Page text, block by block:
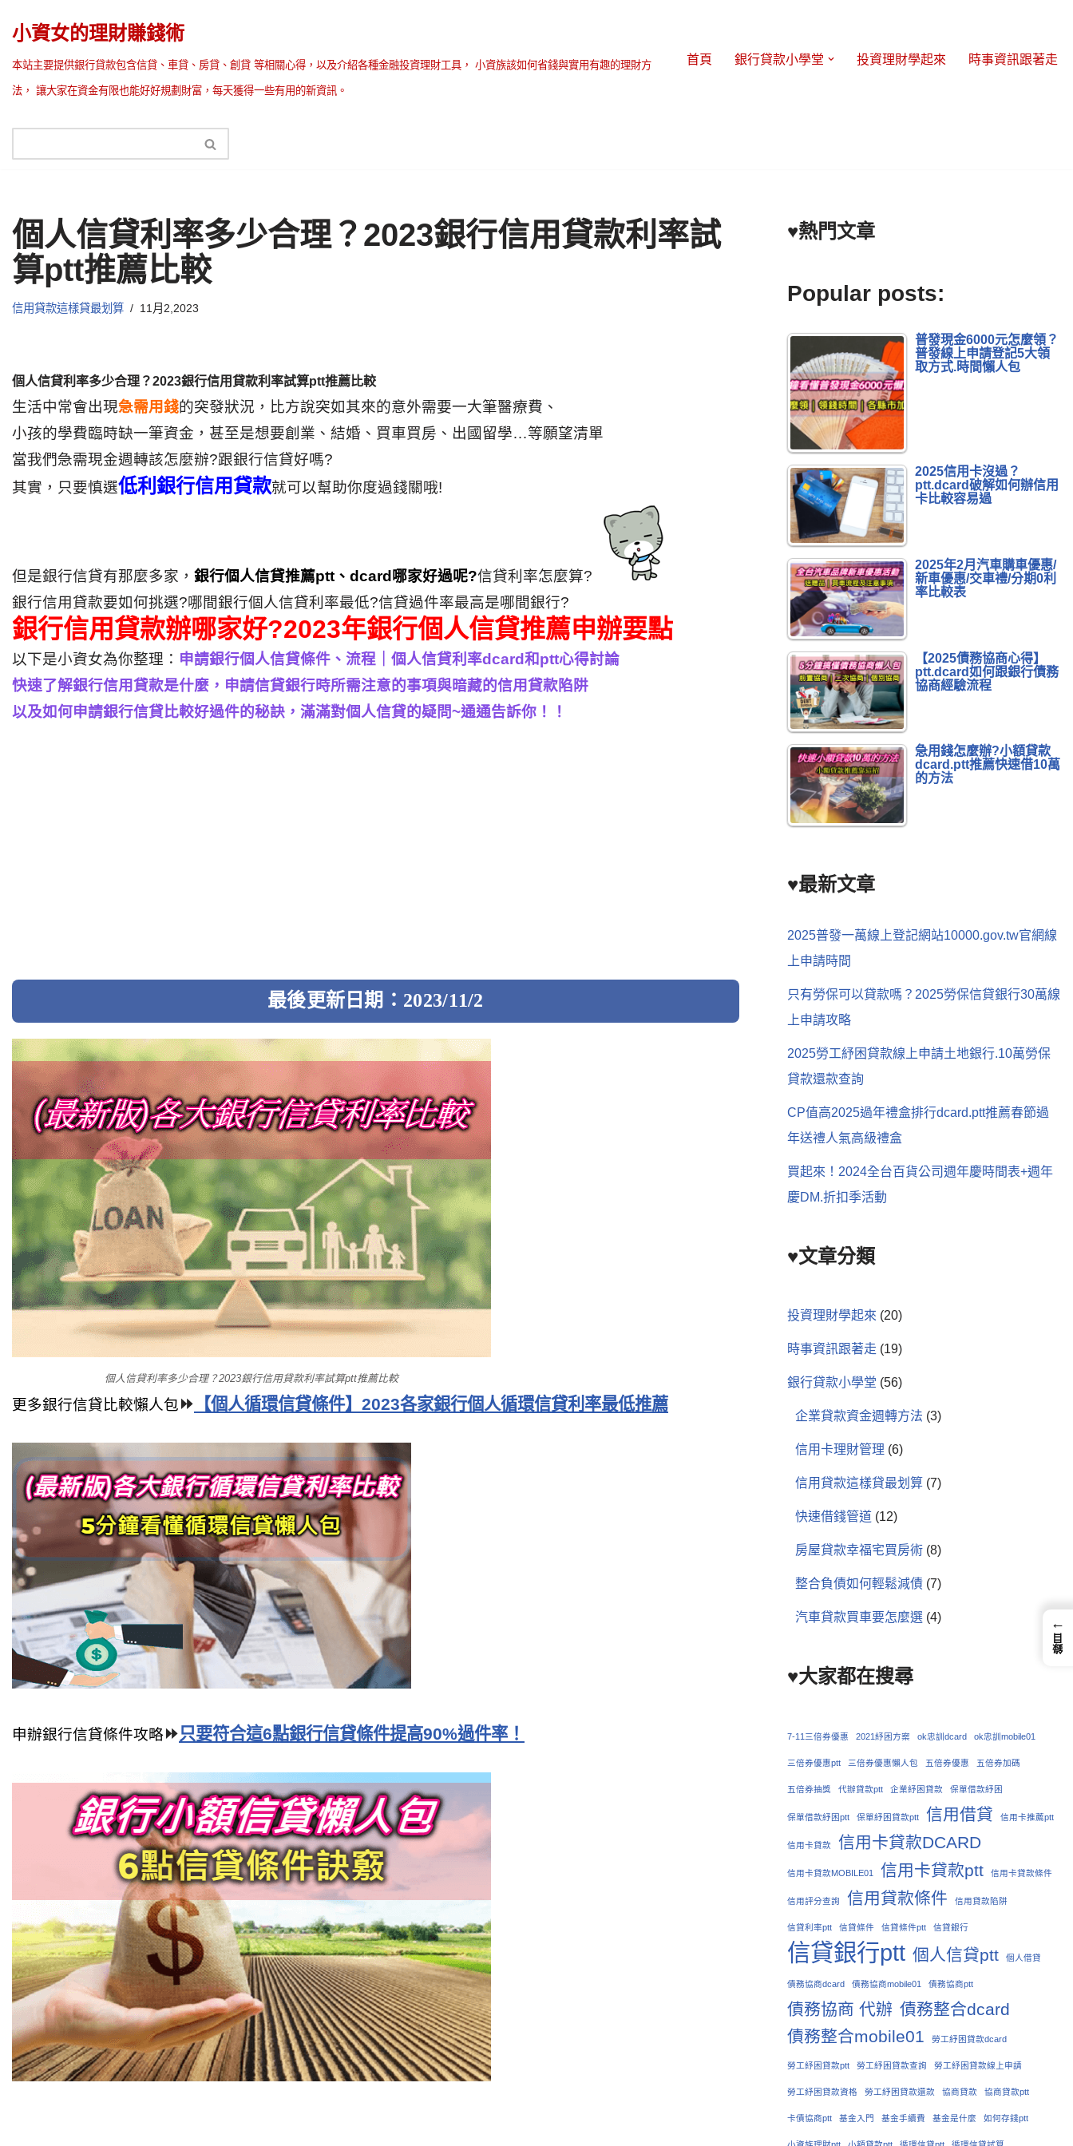
Skip
to
content
小資女的理財賺錢術
本站主要提供銀行貸款包含信貸、車貸、房貸、創貸 等相關心得，以及介紹各種金融投資理財工具， 小資族該如何省錢與實用有趣的理財方
法， 讓大家在資金有限也能好好規劃財富，每天獲得一些有用的新資訊。
首頁 銀行貸款小學堂 投資理財學起來 時事資訊跟著走
個人信貸利率多少合理？2023銀行信用貸款利率試
算ptt推薦比較
信用貸款這樣貸最划算 11月2,2023
個人信貸利率多少合理？2023銀行信用貸款利率試算ptt推薦比較
生活中常會出現急需用錢的突發狀況，比方說突如其來的意外需要一大筆醫療費、
小孩的學費臨時缺一筆資金，甚至是想要創業、結婚、買車買房、出國留學…等願望清單
當我們急需現金週轉該怎麼辦?跟銀行信貸好嗎?
其實，只要慎選低利銀行信用貸款就可以幫助你度過錢關哦!
但是銀行信貸有那麼多家， 銀行個人信貸推薦ptt、dcard哪家好過呢?信貸利率怎麼算?
銀行信用貸款要如何挑選?哪間銀行個人信貸利率最低?信貸過件率最高是哪間銀行?
銀行信用貸款辦哪家好?2023年銀行個人信貸推薦申辦要點
以下是小資女為你整理： 申請銀行個人信貸條件、流程｜個人信貸利率dcard和ptt心得討論
快速了解銀行信用貸款是什麼，申請信貸銀行時所需注意的事項與暗藏的信用貸款陷阱
以及如何申請銀行信貸比較好過件的秘訣，滿滿對個人信貸的疑問~通通告訴你！！
最後更新日期：2023/11/2
個人信貸利率多少合理？2023銀行信用貸款利率試算ptt推薦比較
更多銀行信貸比較懶人包⏩ 【個人循環信貸條件】2023各家銀行個人循環信貸利率最低推薦
申辦銀行信貸條件攻略⏩只要符合這6點銀行信貸條件提高90%過件率！
♥熱門文章
Popular posts:
普發現金6000元怎麼領？
普發線上申請登記5大領
取方式.時間懶人包
2025信用卡沒過？
ptt.dcard破解如何辦信用
卡比較容易過
2025年2月汽車購車優惠/
新車優惠/交車禮/分期0利
率比較表
【2025債務協商心得】
ptt.dcard如何跟銀行債務
協商經驗流程
急用錢怎麼辦?小額貸款
dcard.ptt推薦快速借10萬
的方法
♥最新文章
2025普發一萬線上登記網站10000.gov.tw官網線
上申請時間
只有勞保可以貸款嗎？2025勞保信貸銀行30萬線
上申請攻略
2025勞工紓困貸款線上申請土地銀行.10萬勞保
貸款還款查詢
CP值高2025過年禮盒排行dcard.ptt推薦春節過
年送禮人氣高級禮盒
買起來！2024全台百貨公司週年慶時間表+週年
慶DM.折扣季活動
♥文章分類
投資理財學起來 (20)
時事資訊跟著走 (19)
銀行貸款小學堂 (56)
企業貸款資金週轉方法 (3)
信用卡理財管理 (6)
信用貸款這樣貸最划算(7)
快速借錢管道(12)
房屋貸款幸福宅買房術(8)
整合負債如何輕鬆減債(7)
汽車貸款買車要怎麼選(4)
♥大家都在搜尋
7-11三倍券優惠 2021紓困方案 ok忠訓dcard ok忠訓mobile01
三倍券優惠ptt 三倍券優惠懶人包 五倍券優惠 五倍券加碼
五倍券抽獎 代辦貸款ptt 企業紓困貸款 保單借款紓困
保單借款紓困ptt 保單紓困貸款ptt 信用借貸 信用卡推薦ptt
信用卡貸款 信用卡貸款DCARD
信用卡貸款MOBILE01 信用卡貸款ptt 信用卡貸款條件
信用評分查詢 信用貸款條件 信用貸款陷阱
信貸利率ptt 信貸條件 信貸條件ptt 信貸銀行
信貸銀行ptt 個人信貸ptt 個人借貸
債務協商dcard 債務協商mobile01 債務協商ptt
債務協商 代辦 債務整合dcard
債務整合mobile01
勞工紓困貸款dcard
勞工紓困貸款ptt 勞工紓困貸款查詢 勞工紓困貸款線上申請
勞工紓困貸款資格 勞工紓困貸款還款 協商貸款 協商貸款ptt
卡債協商ptt 基金入門 基金手續費 基金是什麼 如何存錢ptt
←
錄目